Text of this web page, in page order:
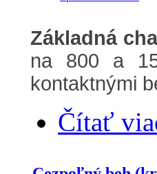
Základná
na 800 a
kontaktnými
Čítať